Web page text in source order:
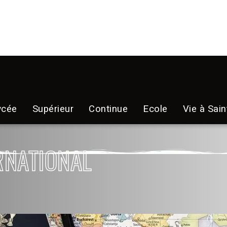
Supérieur Continue Ecole Vie à